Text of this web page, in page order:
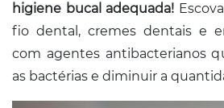
higiene bucal adequada!
fio dental, cremes dentais e
com agentes antibacterianos
as bactérias e diminuir a